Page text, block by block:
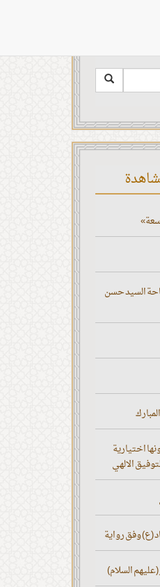
السيد حسن
اختيارية
الالهي
(ع) وفق رواية
السلام)